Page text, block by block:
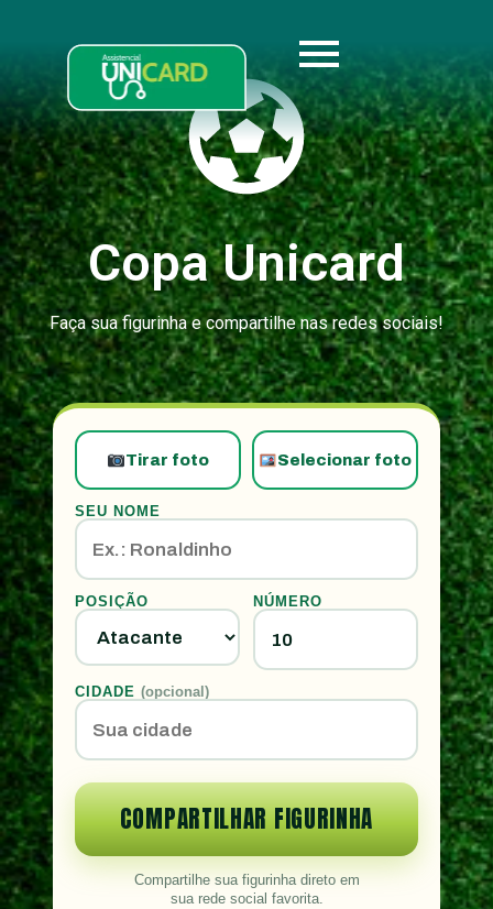
Copa Unicard
Faça sua figurinha e compartilhe nas redes sociais!
Tirar foto Selecionar foto
SEU NOME
POSIÇÃO NÚMERO
CIDADE (opcional)
COMPARTILHAR FIGURINHA
Compartilhe sua figurinha direto em
sua rede social favorita.